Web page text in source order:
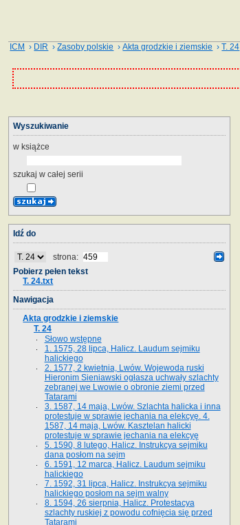
ICM › DIR ›Zasoby polskie ›Akta grodzkie i ziemskie ›T. 24
Wyszukiwanie
w książce
szukaj w całej serii
Idź do
strona:
Pobierz pełen tekst
T. 24.txt
Nawigacja
Akta grodzkie i ziemskie
T. 24
Słowo wstępne
1. 1575, 28 lipca, Halicz. Laudum sejmiku
halickiego
2. 1577, 2 kwietnia, Lwów. Wojewoda ruski
Hieronim Sieniawski ogłasza uchwały szlachty
zebranej we Lwowie o obronie ziemi przed
Tatarami
3. 1587, 14 maja, Lwów. Szlachta halicka i inna
protestuje w sprawie jechania na elekcyę. 4.
1587, 14 maja, Lwów. Kasztelan halicki
protestuje w sprawie jechania na elekcyę
5. 1590, 8 lutego, Halicz. Instrukcya sejmiku
dana posłom na sejm
6. 1591, 12 marca, Halicz. Laudum sejmiku
halickiego
7. 1592, 31 lipca, Halicz. Instrukcya sejmiku
halickiego posłom na sejm walny
8. 1594, 26 sierpnia, Halicz. Protestacya
szlachty ruskiej z powodu cofnięcia się przed
Tatarami